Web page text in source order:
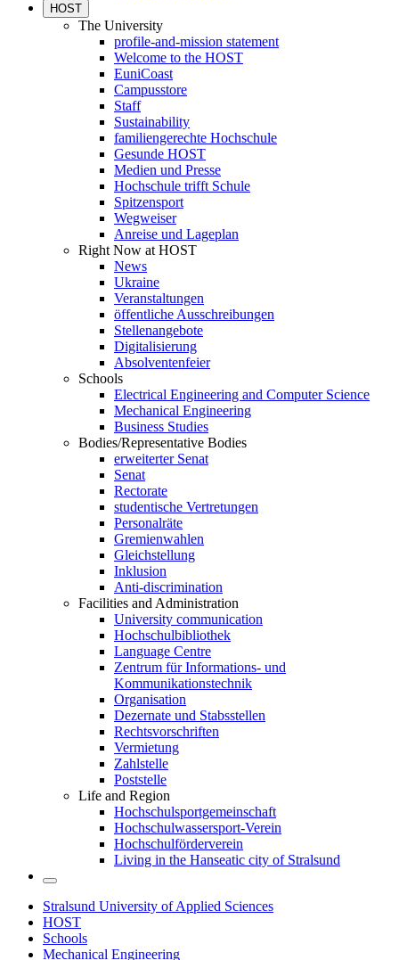
HOST
The University
profile-and-mission statement
Welcome to the HOST
EuniCoast
Campusstore
Staff
Sustainability
familiengerechte Hochschule
Gesunde HOST
Medien und Presse
Hochschule trifft Schule
Spitzensport
Wegweiser
Anreise und Lageplan
Right Now at HOST
News
Ukraine
Veranstaltungen
öffentliche Ausschreibungen
Stellenangebote
Digitalisierung
Absolventenfeier
Schools
Electrical Engineering and Computer Science
Mechanical Engineering
Business Studies
Bodies/Representative Bodies
erweiterter Senat
Senat
Rectorate
studentische Vertretungen
Personalräte
Gremienwahlen
Gleichstellung
Inklusion
Anti-discrimination
Facilities and Administration
University communication
Hochschulbibliothek
Language Centre
Zentrum für Informations- und
Kommunikationstechnik
Organisation
Dezernate und Stabsstellen
Rechtsvorschriften
Vermietung
Zahlstelle
Poststelle
Life and Region
Hochschulsportgemeinschaft
Hochschulwassersport-Verein
Hochschulförderverein
Living in the Hanseatic city of Stralsund
Stralsund University of Applied Sciences
HOST
Schools
Mechanical Engineering